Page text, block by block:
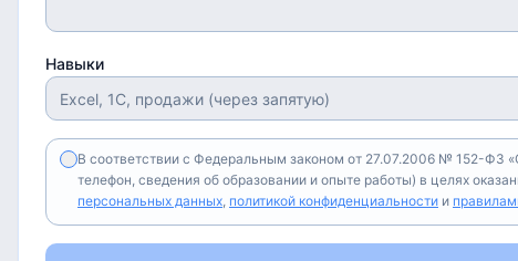
Навыки
В соответствии с Федеральным законом от 27.07.2006 № 152-ФЗ
телефон, сведения об образовании и опыте работы) в целях
персональных данных, политикой конфиденциальности и